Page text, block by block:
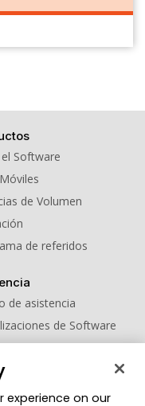
Software
de Volumen
de referidos
de asistencia
de Software
de Aprendizaje
región
experience on our